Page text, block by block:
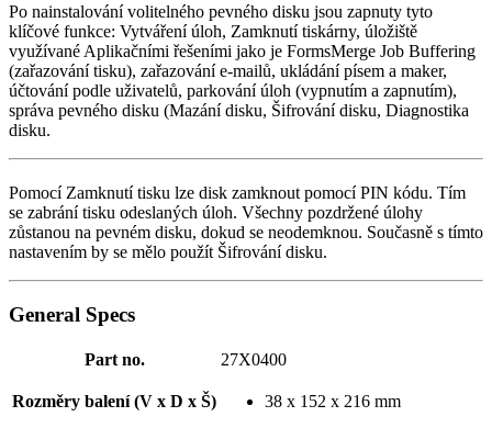
Po nainstalování volitelného pevného disku jsou zapnuty tyto
klíčové funkce: Vytváření úloh, Zamknutí tiskárny, úložiště
využívané Aplikačními řešeními jako je FormsMerge Job Buffering
(zařazování tisku), zařazování e-mailů, ukládání písem a maker,
účtování podle uživatelů, parkování úloh (vypnutím a zapnutím),
správa pevného disku (Mazání disku, Šifrování disku, Diagnostika
disku.
Pomocí Zamknutí tisku lze disk zamknout pomocí PIN kódu. Tím
se zabrání tisku odeslaných úloh. Všechny pozdržené úlohy
zůstanou na pevném disku, dokud se neodemknou. Současně s tímto
nastavením by se mělo použít Šifrování disku.
General Specs
Part no. 27X0400
Rozměry balení (V x D x Š) 38 x 152 x 216 mm